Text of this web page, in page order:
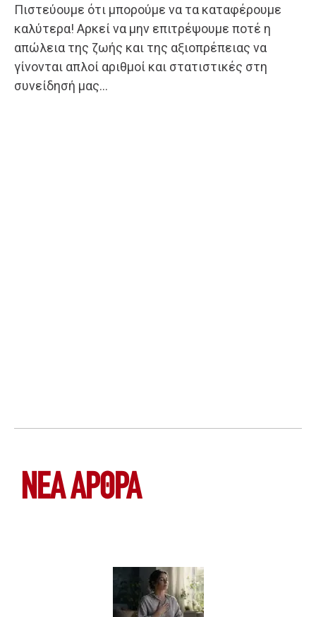
Πιστεύουμε ότι μπορούμε να τα καταφέρουμε
καλύτερα! Αρκεί να μην επιτρέψουμε ποτέ η
απώλεια της ζωής και της αξιοπρέπειας να
γίνονται απλοί αριθμοί και στατιστικές στη
συνείδησή μας…
ΝΕΑ ΆΡΘΡΑ